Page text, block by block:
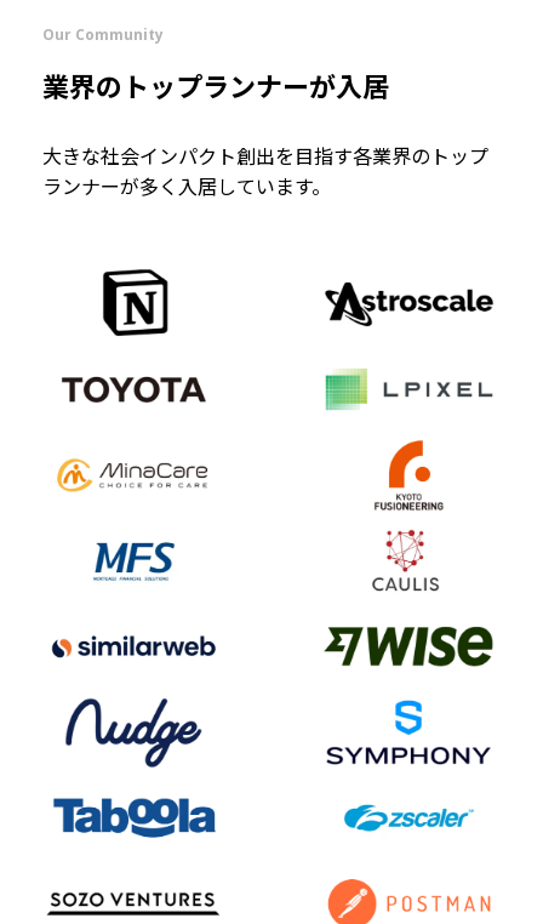
Our Community
業界のトップランナーが入居
大きな社会インパクト創出を目指す各業界のトップ
ランナーが多く入居しています。